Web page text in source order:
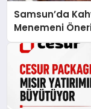
Samsun’da
Menemeni